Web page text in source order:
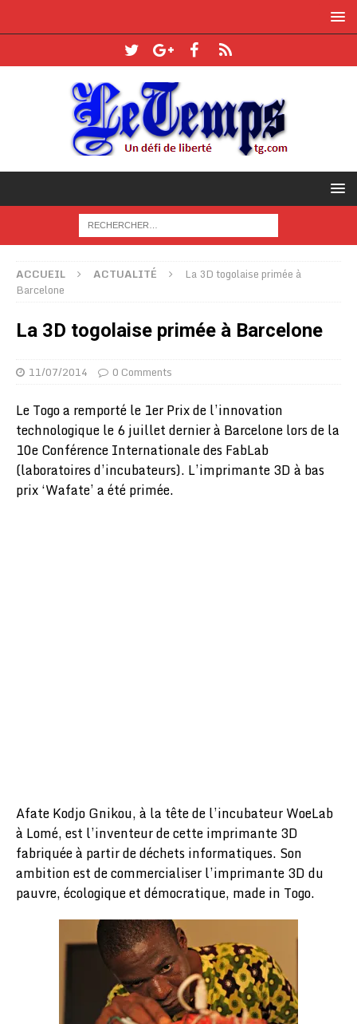
ACCUEIL ACTUALITÉ
La 3D togolaise primée à
Barcelone
La 3D togolaise primée à Barcelone
11/07/2014 0 Comments
Le Togo a remporté le 1er Prix de l’innovation
technologique le 6 juillet dernier à Barcelone lors de la
10e Conférence Internationale des FabLab
(laboratoires d’incubateurs). L’imprimante 3D à bas
prix ‘Wafate’ a été primée.
Afate Kodjo Gnikou, à la tête de l’incubateur WoeLab
à Lomé, est l’inventeur de cette imprimante 3D
fabriquée à partir de déchets informatiques. Son
ambition est de commercialiser l’imprimante 3D du
pauvre, écologique et démocratique, made in Togo.